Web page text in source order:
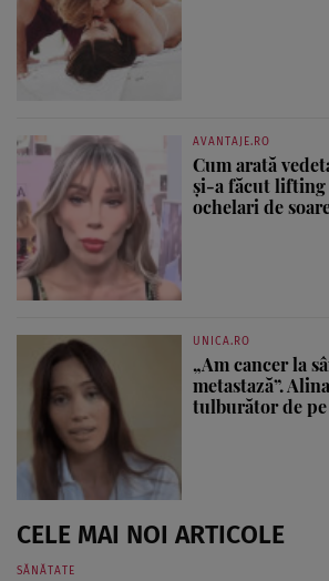
AVANTAJE.RO
Cum arată
și-a făcut lifting
ochelari de
UNICA.RO
„Am cancer la
metastază”.
tulburător de
CELE MAI NOI ARTICOLE
SĂNĂTATE